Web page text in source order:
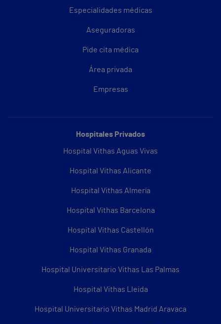
Especialidades médicas
Aseguradoras
Pide cita médica
Área privada
Empresas
Hospitales Privados
Hospital Vithas Aguas Vivas
Hospital Vithas Alicante
Hospital Vithas Almería
Hospital Vithas Barcelona
Hospital Vithas Castellón
Hospital Vithas Granada
Hospital Universitario Vithas Las Palmas
Hospital Vithas Lleida
Hospital Universitario Vithas Madrid Aravaca